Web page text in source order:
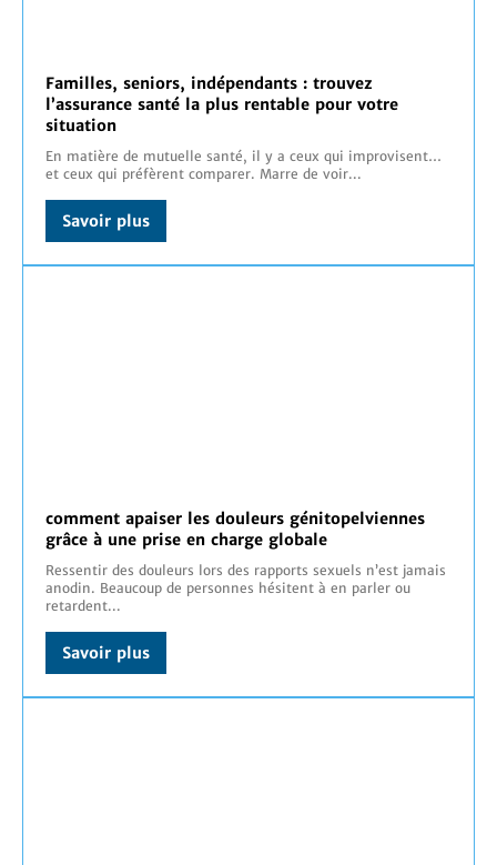
Familles, seniors, indépendants : trouvez
l’assurance santé la plus rentable pour votre
situation
En matière de mutuelle santé, il y a ceux qui improvisent…
et ceux qui préfèrent comparer. Marre de voir...
Savoir plus
comment apaiser les douleurs génitopelviennes
grâce à une prise en charge globale
Ressentir des douleurs lors des rapports sexuels n’est jamais
anodin. Beaucoup de personnes hésitent à en parler ou
retardent...
Savoir plus